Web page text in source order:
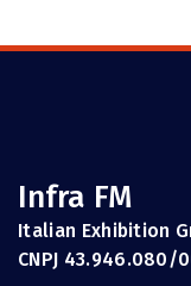
Infra FM
Italian Exhibition
CNPJ 43.946.080/